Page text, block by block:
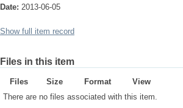
Date: 2013-06-05
Show full item record
Files in this item
Files Size Format
View
There are no files associated with this item.